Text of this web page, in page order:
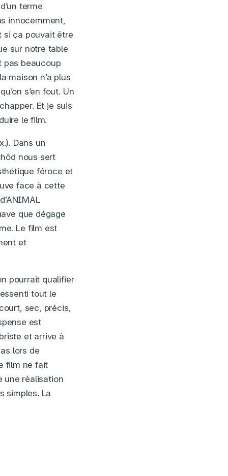
terme
innocemment,
si ça pouvait être
sur notre table
pas beaucoup
maison n’a plus
s’en fout. Un
Et je suis
le film.
Dans un
nous sert
féroce et
face à cette
que dégage
Le film est
et
pourrait qualifier
tout le
sec, précis,
est
et arrive à
lors de
film ne fait
une réalisation
simples. La